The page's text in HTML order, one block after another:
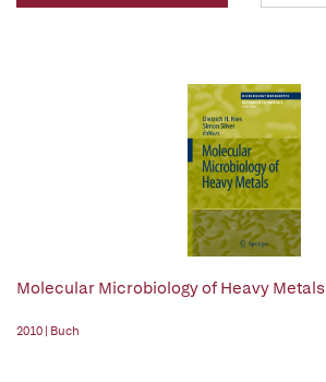
Molecular Microbiology of Heavy Metals
2010 | Buch